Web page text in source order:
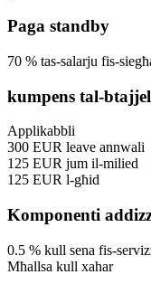
Paga standby
70 % tas-salarju fis-
kumpens tal-
Applikabbli
300 EUR leave annwali
125 EUR jum il-milied
125 EUR l-għid
Komponenti
0.5 % kull sena fis-
Mħallsa kull xahar